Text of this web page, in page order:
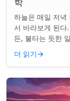
하늘은 매일 저녁
서 바라보게 된다
든, 불타는 듯한
성하게 느끼게 만
더 읽기→